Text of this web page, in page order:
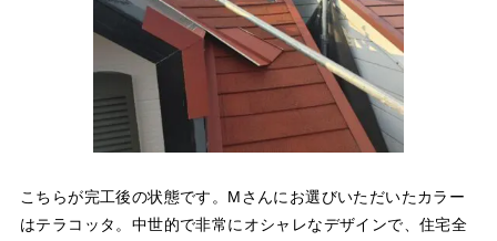
こちらが完工後の状態です。Mさんにお選びいただいたカラー
はテラコッタ。中世的で非常にオシャレなデザインで、住宅全